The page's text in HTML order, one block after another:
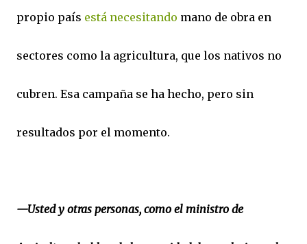
propio país está necesitando mano de obra en
sectores como la agricultura, que los nativos no
cubren. Esa campaña se ha hecho, pero sin
resultados por el momento.
—Usted y otras personas, como el ministro de